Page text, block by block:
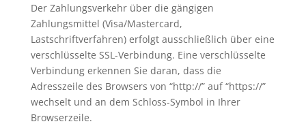
Der Zahlungsverkehr über die gängigen
Zahlungsmittel (Visa/Mastercard,
Lastschriftverfahren) erfolgt ausschließlich über eine
verschlüsselte SSL-Verbindung. Eine verschlüsselte
Verbindung erkennen Sie daran, dass die
Adresszeile des Browsers von “http://” auf “https://”
wechselt und an dem Schloss-Symbol in Ihrer
Browserzeile.